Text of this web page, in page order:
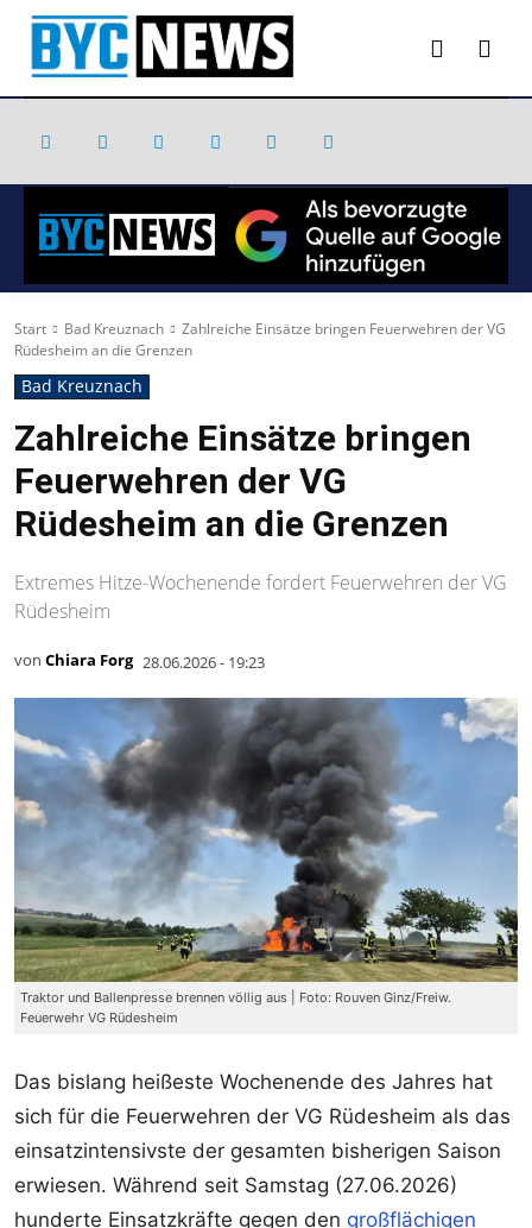
Start Bad Kreuznach
Zahlreiche Einsätze bringen Feuerwehren der VG
Rüdesheim an die Grenzen
Bad Kreuznach
Zahlreiche Einsätze bringen
Feuerwehren der VG
Rüdesheim an die Grenzen
Extremes Hitze-Wochenende fordert Feuerwehren der VG
Rüdesheim
von Chiara Forg 28.06.2026 - 19:23
Traktor und Ballenpresse brennen völlig aus | Foto: Rouven Ginz/Freiw.
Feuerwehr VG Rüdesheim
Das bislang heißeste Wochenende des Jahres hat
sich für die Feuerwehren der VG Rüdesheim als das
einsatzintensivste der gesamten bisherigen Saison
erwiesen. Während seit Samstag (27.06.2026)
hunderte Einsatzkräfte gegen den großflächigen